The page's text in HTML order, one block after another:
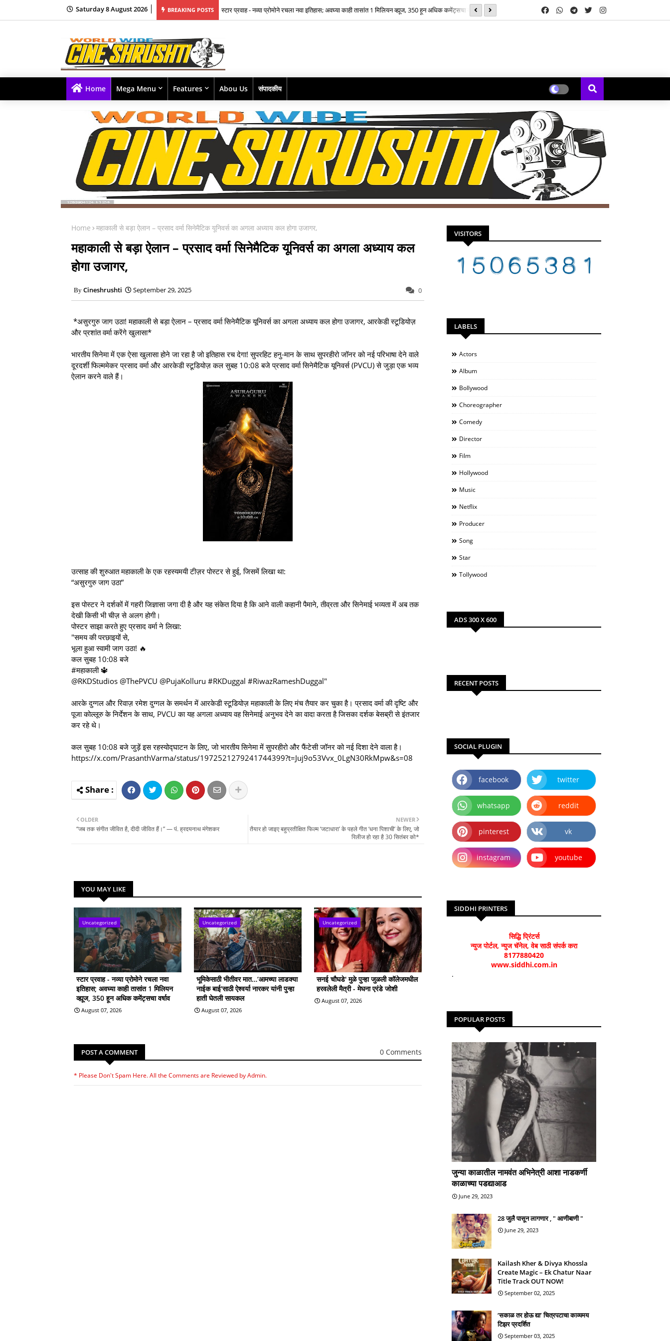
Saturday 8 August 2026 BREAKING POSTS
भूमिकेसाठी भीतीवर मात…‘आमच्या लाडक्या नाईक बाई'साठी ऐश्वर्या नारकर यांनी पुन्हा हाती घेतली सायकल
सनई चौघडे' मुळे पुन्हा जुळली कॉलेजमधील हरवलेली मैत्री - मेघना एरंडे जोशी
Home Mega Menu Features Abou Us संपादकीय
Home महाकाली से बड़ा ऐलान – प्रसाद वर्मा सिनेमैटिक यूनिवर्स का अगला अध्याय कल होगा उजागर,
महाकाली से बड़ा ऐलान – प्रसाद वर्मा सिनेमैटिक यूनिवर्स का अगला अध्याय कल
होगा उजागर,
Cineshrushti September 29, 2025 0
*असुरगुरु जाग उठा! महाकाली से बड़ा ऐलान – प्रसाद वर्मा सिनेमैटिक यूनिवर्स का अगला अध्याय कल होगा उजागर, आरकेडी स्टूडियोज़
और प्रशांत वर्मा करेंगे खुलासा*
भारतीय सिनेमा में एक ऐसा खुलासा होने जा रहा है जो इतिहास रच देगा! सुपरहिट हनु-मान के साथ सुपरहीरो जॉनर को नई परिभाषा देने वाले
दूरदर्शी फिल्ममेकर प्रसाद वर्मा और आरकेडी स्टूडियोज़ कल सुबह 10:08 बजे प्रसाद वर्मा सिनेमैटिक यूनिवर्स (PVCU) से जुड़ा एक भव्य
ऐलान करने वाले हैं।
उत्साह की शुरुआत महाकाली के एक रहस्यमयी टीज़र पोस्टर से हुई, जिसमें लिखा था:
“असुरगुरु जाग उठा”
इस पोस्टर ने दर्शकों में गहरी जिज्ञासा जगा दी है और यह संकेत दिया है कि आने वाली कहानी पैमाने, तीव्रता और सिनेमाई भव्यता में अब तक
देखी किसी भी चीज़ से अलग होगी।
पोस्टर साझा करते हुए प्रसाद वर्मा ने लिखा:
"समय की परछाइयों से,
भूला हुआ स्वामी जाग उठा! 🔥
कल सुबह 10:08 बजे
#महाकाली 🔱
@RKDStudios @ThePVCU @PujaKolluru #RKDuggal #RiwazRameshDuggal"
आरके दुग्गल और रिवाज़ रमेश दुग्गल के समर्थन में आरकेडी स्टूडियोज़ महाकाली के लिए मंच तैयार कर चुका है। प्रसाद वर्मा की दृष्टि और
पूजा कोल्लूरु के निर्देशन के साथ, PVCU का यह अगला अध्याय वह सिनेमाई अनुभव देने का वादा करता है जिसका दर्शक बेसब्री से इंतजार
कर रहे थे।
कल सुबह 10:08 बजे जुड़ें इस रहस्योद्घाटन के लिए, जो भारतीय सिनेमा में सुपरहीरो और फैंटेसी जॉनर को नई दिशा देने वाला है।
https://x.com/PrasanthVarma/status/1972521279241744399?t=Juj9o53Vvx_0LgN30RkMpw&s=08
NEWER
तैयार हो जाइए बहुप्रतीक्षित फिल्म ‘जटाधारा’ के पहले गीत ‘धना पिशाची’ के लिए, जो
रिलीज हो रहा है 30 सितंबर को*
OLDER
“जब तक संगीत जीवित है, दीदी जीवित हैं।” — पं. ह्रदयनाथ मंगेशकर
YOU MAY LIKE
Uncategorized
स्टार प्रवाह - नव्या प्रोमोने रचला नवा
इतिहास; अवघ्या काही तासांत 1 मिलियन
व्ह्यूज, 350 हून अधिक कमेंट्सचा वर्षाव
August 07, 2026
Uncategorized
भूमिकेसाठी भीतीवर मात…‘आमच्या लाडक्या
नाईक बाई'साठी ऐश्वर्या नारकर यांनी पुन्हा
हाती घेतली सायकल
August 07, 2026
Uncategorized
सनई चौघडे' मुळे पुन्हा जुळली कॉलेजमधील
हरवलेली मैत्री - मेघना एरंडे जोशी
August 07, 2026
POST A COMMENT 0 Comments
* Please Don't Spam Here. All the Comments are Reviewed by Admin.
VISITORS
LABELS
Actors
Album
Bollywood
Choreographer
Comedy
Director
Film
Hollywood
Music
Netflix
Producer
Song
Star
Tollywood
ADS 300 X 600
RECENT POSTS
SOCIAL PLUGIN
facebook twitter
whatsapp reddit
pinterest vk
instagram youtube
SIDDHI PRINTERS
सिद्धि प्रिंटर्स
न्युज पोर्टल, न्युज चॅनेल, वेब साठी संपर्क करा
8177880420
www.siddhi.com.in
.
POPULAR POSTS
जुन्या काळातील नामवंत अभिनेत्री आशा नाडकर्णी
काळाच्या पडद्याआड
June 29, 2023
28 जुलै पासून लागणार , " आणीबाणी "
June 29, 2023
Kailash Kher & Divya Khossla
Create Magic – Ek Chatur Naar
Title Track OUT NOW!
September 02, 2025
‘सकाळ तर होऊ द्या’ चित्रपटाचा काव्यमय
टिझर प्रदर्शित
September 03, 2025